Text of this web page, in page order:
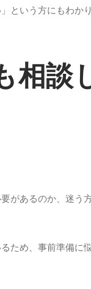
という方にもわか
相談
があるのか、迷う
ため、事前準備に